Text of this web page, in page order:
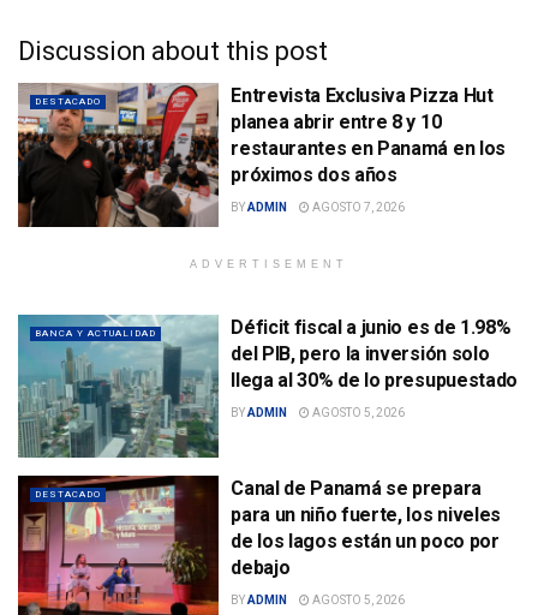
Discussion about this post
DESTACADO
Entrevista Exclusiva Pizza Hut
planea abrir entre 8 y 10
restaurantes en Panamá en los
próximos dos años
BYADMIN AGOSTO 7, 2026
ADVERTISEMENT
BANCA Y ACTUALIDAD
Déficit fiscal a junio es de 1.98%
del PIB, pero la inversión solo
llega al 30% de lo presupuestado
BYADMIN AGOSTO 5, 2026
DESTACADO
Canal de Panamá se prepara
para un niño fuerte, los niveles
de los lagos están un poco por
debajo
BYADMIN AGOSTO 5, 2026